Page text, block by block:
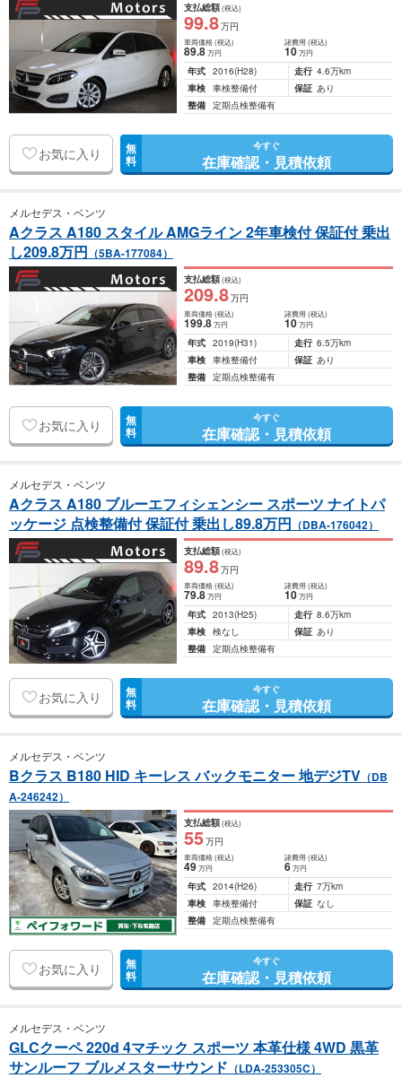
支払総額(税込)
99.8万円
車両価格(税込)
89.8万円
諸費用 (税込)
10 万円
年式 2016(H28) 走行 4.6万km
車検 車検整備付 保証 あり
整備 定期点検整備有
お気に入り 無
料
今すぐ
在庫確認・見積依頼
メルセデス・ベンツ
Aクラス A180 スタイル AMGライン 2年車検付 保証付 乗出
し209.8万円 （5BA-177084）
支払総額(税込)
209.8万円
車両価格(税込)
199.8万円
諸費用 (税込)
10 万円
年式 2019(H31) 走行 6.5万km
車検 車検整備付 保証 あり
整備 定期点検整備有
お気に入り 無
料
今すぐ
在庫確認・見積依頼
メルセデス・ベンツ
Aクラス A180 ブルーエフィシェンシー スポーツ ナイトパ
ッケージ 点検整備付 保証付 乗出し89.8万円 （DBA-176042）
支払総額(税込)
89.8万円
車両価格(税込)
79.8万円
諸費用 (税込)
10 万円
年式 2013(H25) 走行 8.6万km
車検 検なし 保証 あり
整備 定期点検整備有
お気に入り 無
料
今すぐ
在庫確認・見積依頼
メルセデス・ベンツ
Bクラス B180 HID キーレス バックモニター 地デジTV （DB
A-246242）
支払総額(税込)
55万円
車両価格(税込)
49万円
諸費用 (税込)
6 万円
年式 2014(H26) 走行 7万km
車検 車検整備付 保証 なし
整備 定期点検整備有
お気に入り 無
料
今すぐ
在庫確認・見積依頼
メルセデス・ベンツ
GLCクーペ 220d 4マチック スポーツ 本革仕様 4WD 黒革
サンルーフ ブルメスターサウンド （LDA-253305C）